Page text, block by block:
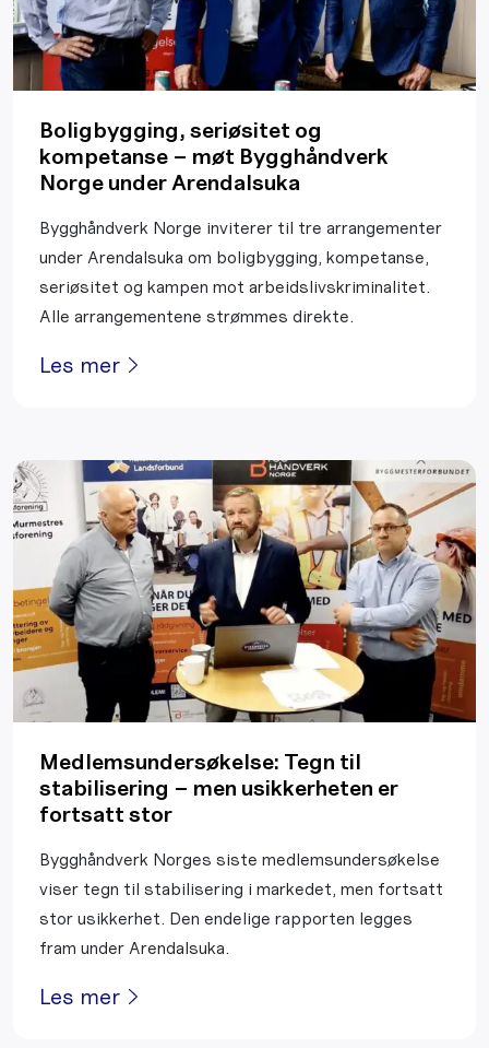
Boligbygging, seriøsitet og
kompetanse – møt Bygghåndverk
Norge under Arendalsuka
Bygghåndverk Norge inviterer til tre arrangementer
under Arendalsuka om boligbygging, kompetanse,
seriøsitet og kampen mot arbeidslivskriminalitet.
Alle arrangementene strømmes direkte.
Les mer
Medlemsundersøkelse: Tegn til
stabilisering – men usikkerheten er
fortsatt stor
Bygghåndverk Norges siste medlemsundersøkelse
viser tegn til stabilisering i markedet, men fortsatt
stor usikkerhet. Den endelige rapporten legges
fram under Arendalsuka.
Les mer